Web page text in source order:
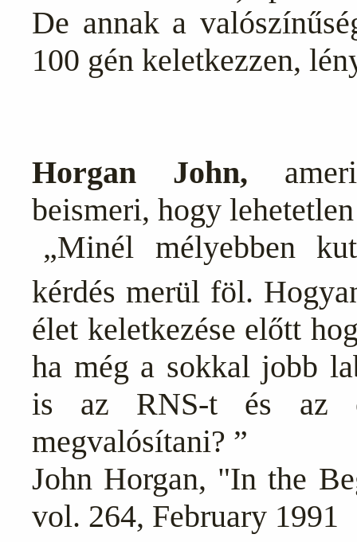
De annak a
100 gén keletkezzen,
Horgan John,
beismeri, hogy
„Minél mélyebben
kérdés merül föl.
élet keletkezése előtt
ha még a sokkal jobb
is az RNS-t és az
megvalósítani? ”
John Horgan, "In the
vol. 264, February 1991